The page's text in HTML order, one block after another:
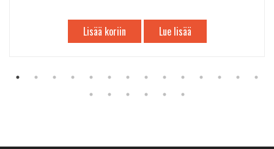
Lisää koriin Lue lisää